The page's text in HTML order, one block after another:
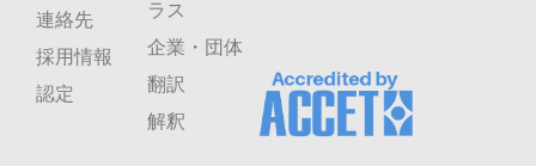
連絡先
採用情報
認定
ラス
企業・団体
翻訳
解釈